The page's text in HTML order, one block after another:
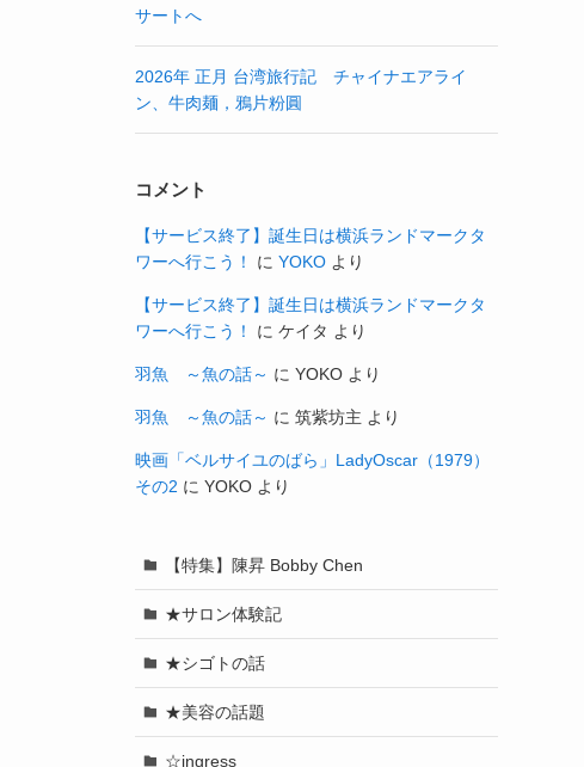
サートへ
2026年 正月 台湾旅行記 チャイナエアライ
ン、牛肉麺，鴉片粉圓
コメント
【サービス終了】誕生日は横浜ランドマークタ
ワーへ行こう！
に YOKO より
【サービス終了】誕生日は横浜ランドマークタ
ワーへ行こう！
に ケイタ より
羽魚 ～魚の話～ に YOKO より
羽魚 ～魚の話～ に 筑紫坊主 より
映画「ベルサイユのばら」LadyOscar（1979）
その2 に YOKO より
【特集】陳昇 Bobby Chen
★サロン体験記
★シゴトの話
★美容の話題
☆ingress